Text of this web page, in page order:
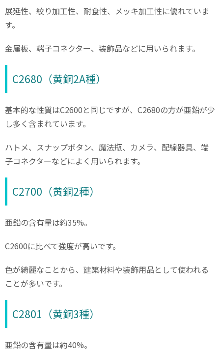
展延性、絞り加工性、耐食性、メッキ加工性に優れていま
す。
金属板、端子コネクター、装飾品などに用いられます。
C2680（黄銅2A種）
基本的な性質はC2600と同じですが、C2680の方が亜鉛が少
し多く含まれています。
ハトメ、スナップボタン、魔法瓶、カメラ、配線器具、端
子コネクターなどによく用いられます。
C2700（黄銅2種）
亜鉛の含有量は約35%。
C2600に比べて強度が高いです。
色が綺麗なことから、建築材料や装飾用品として使われる
ことが多いです。
C2801（黄銅3種）
亜鉛の含有量は約40%。